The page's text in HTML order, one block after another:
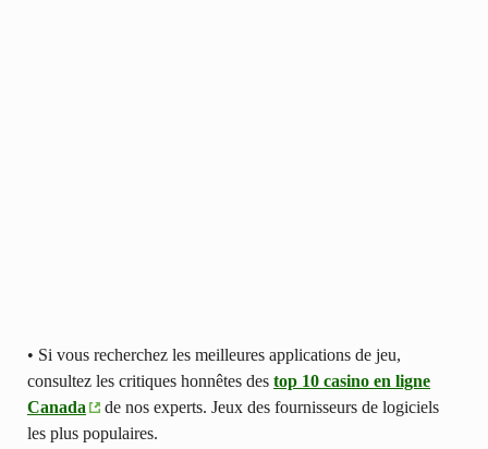
• Si vous recherchez les meilleures applications de jeu,
consultez les critiques honnêtes des top 10 casino en ligne
Canada
de nos experts. Jeux des fournisseurs de logiciels
les plus populaires.